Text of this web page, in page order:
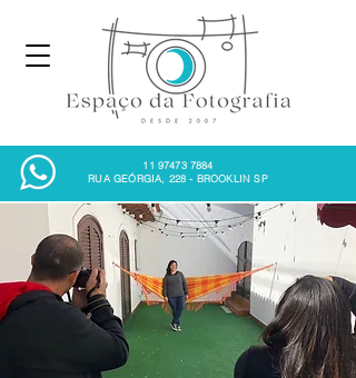
11 97473 7884
RUA GEÓRGIA, 228 - BROOKLIN SP